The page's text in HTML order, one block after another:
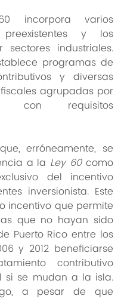
incorpora varios
preexistentes y los
sectores industriales.
programas de
y diversas
agrupadas por
con requisitos
erróneamente, se
a la Ley 60 como
del incentivo
inversionista. Este
incentivo que permite
que no hayan sido
Puerto Rico entre los
y 2012 beneficiarse
contributivo
si se mudan a la isla.
a pesar de que